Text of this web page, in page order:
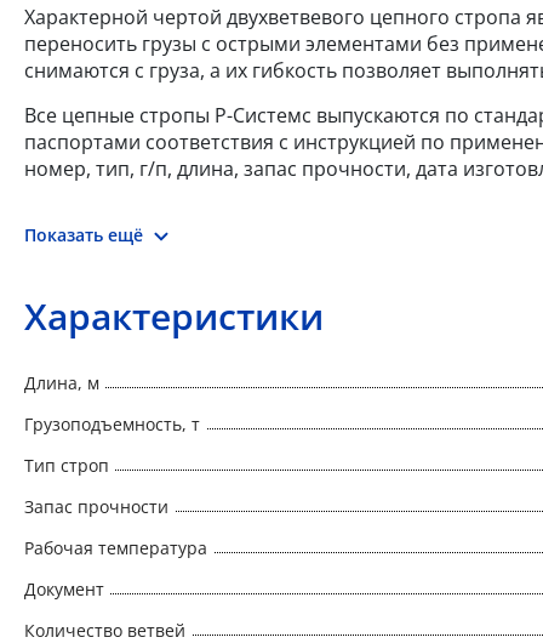
Характерной чертой двухветвевого цепного
переносить грузы с острыми элементами без
снимаются с груза, а их гибкость позволяет
Все цепные стропы Р-Системс выпускаются по
паспортами соответствия с инструкцией по
номер, тип, г/п, длина, запас прочности, дата
Показать ещё
Характеристики
Длина, м
Грузоподъемность, т
Тип строп
Запас прочности
Рабочая температура
Документ
Количество ветвей